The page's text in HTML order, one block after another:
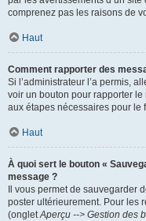
comprenez pas les raisons de
Haut
Comment rapporter des
Si l’administrateur l’a permis,
voir un bouton pour rapporter
aux étapes nécessaires pour le
Haut
À quoi sert le bouton «
message ?
Il vous permet de sauvegarder
poster ultérieurement. Pour les
(ongletAperçu --> Gestion des